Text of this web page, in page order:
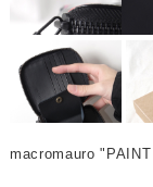
macromauro